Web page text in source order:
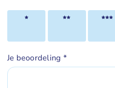
1 van 2 van 3 van
Je beoordeling *